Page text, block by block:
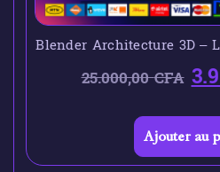
Blender Architecture 3D –
25.000,00CFA
Ajouter au